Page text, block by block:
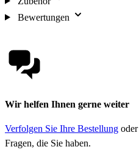
Bewertungen
Wir helfen Ihnen gerne weiter
Verfolgen Sie Ihre Bestellung oder
Fragen, die Sie haben.